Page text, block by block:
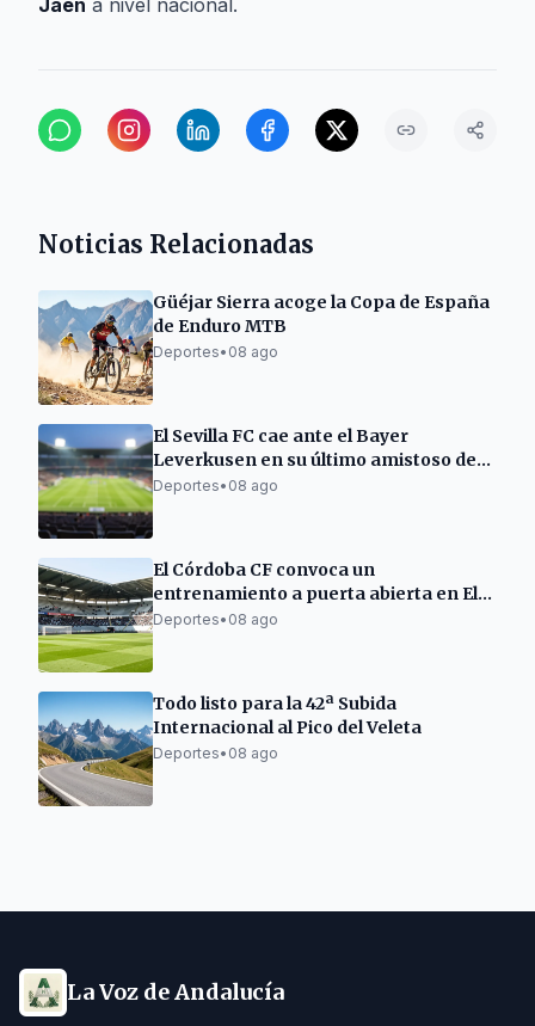
Jaén a nivel nacional.
Noticias Relacionadas
Güéjar Sierra acoge la Copa de España
de Enduro MTB
Deportes• 08 ago
El Sevilla FC cae ante el Bayer
Leverkusen en su último amistoso de
pretemporada
Deportes• 08 ago
El Córdoba CF convoca un
entrenamiento a puerta abierta en El
Arcángel
Deportes• 08 ago
Todo listo para la 42ª Subida
Internacional al Pico del Veleta
Deportes• 08 ago
La Voz de Andalucía